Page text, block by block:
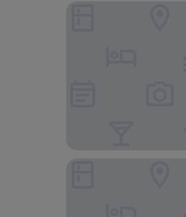
Hôtel LÉONOR the
Maison Rouge